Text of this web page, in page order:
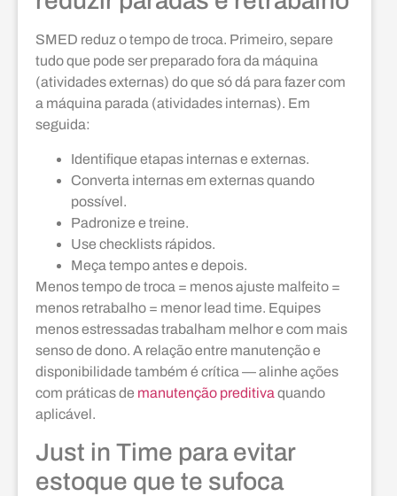
SMED reduz o tempo de troca. Primeiro, separe
tudo que pode ser preparado fora da máquina
(atividades externas) do que só dá para fazer com
a máquina parada (atividades internas). Em
seguida:
Identifique etapas internas e externas.
Converta internas em externas quando
possível.
Padronize e treine.
Use checklists rápidos.
Meça tempo antes e depois.
Menos tempo de troca = menos ajuste malfeito =
menos retrabalho = menor lead time. Equipes
menos estressadas trabalham melhor e com mais
senso de dono. A relação entre manutenção e
disponibilidade também é crítica — alinhe ações
com práticas de manutenção preditiva quando
aplicável.
Just in Time para evitar
estoque que te sufoca